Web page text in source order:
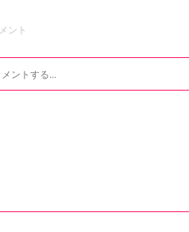
ント